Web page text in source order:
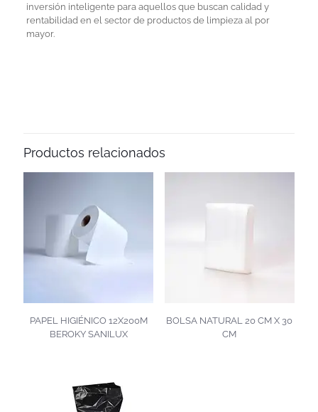
inversión inteligente para aquellos que buscan calidad y
rentabilidad en el sector de productos de limpieza al por
mayor.
Productos relacionados
PAPEL HIGIÉNICO 12X200M
BEROKY SANILUX
BOLSA NATURAL 20 CM X 30
CM